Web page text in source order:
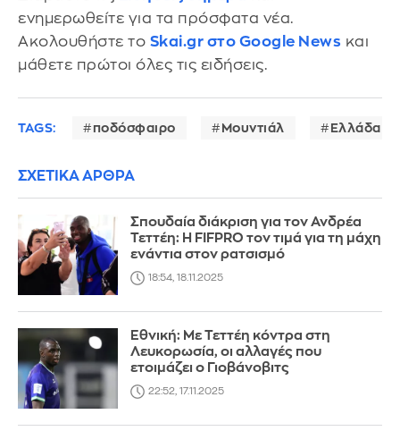
ενημερωθείτε για τα πρόσφατα νέα.
Ακολουθήστε το Skai.gr στο Google News και
μάθετε πρώτοι όλες τις ειδήσεις.
TAGS: ποδόσφαιρο Μουντιάλ Ελλάδα
ΣΧΕΤΙΚΑ ΑΡΘΡΑ
Σπουδαία διάκριση για τον Ανδρέα
Τεττέη: Η FIFPRO τον τιμά για τη μάχη
ενάντια στον ρατσισμό
18:54, 18.11.2025
Εθνική: Με Τεττέη κόντρα στη
Λευκορωσία, οι αλλαγές που
ετοιμάζει ο Γιοβάνοβιτς
22:52, 17.11.2025